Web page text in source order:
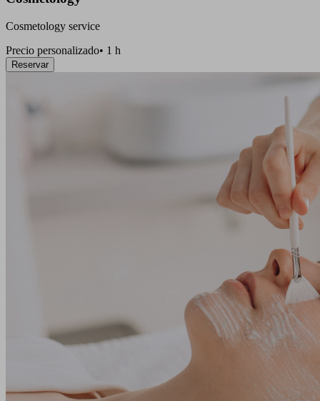
Cosmetology service
Precio personalizado• 1 h
Reservar